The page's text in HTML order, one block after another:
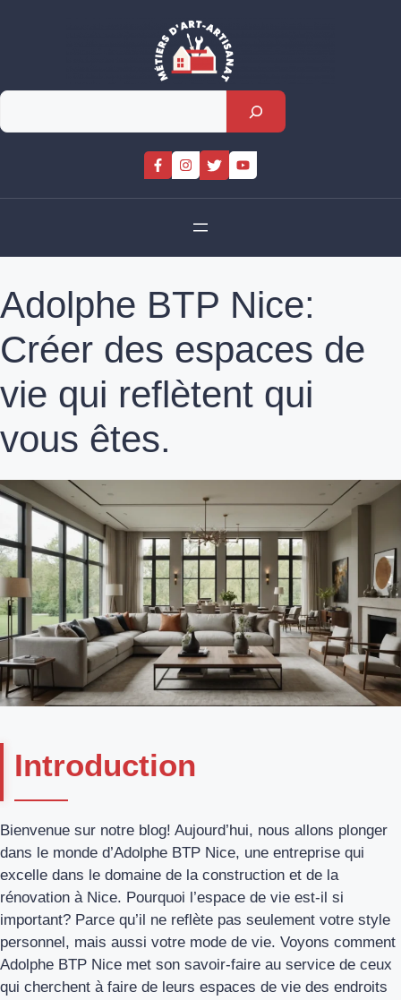
Rechercher
Adolphe BTP Nice:
Créer des espaces de
vie qui reflètent qui
vous êtes.
Introduction
Bienvenue sur notre blog! Aujourd’hui, nous allons plonger
dans le monde d’Adolphe BTP Nice, une entreprise qui
excelle dans le domaine de la construction et de la
rénovation à Nice. Pourquoi l’espace de vie est-il si
important? Parce qu’il ne reflète pas seulement votre style
personnel, mais aussi votre mode de vie. Voyons comment
Adolphe BTP Nice met son savoir-faire au service de ceux
qui cherchent à faire de leurs espaces de vie des endroits